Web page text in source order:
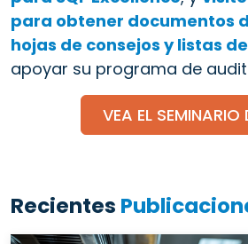
para obtener documentos
hojas de consejos y listas
apoyar su programa de
VEA EL SEMINARIO
Recientes